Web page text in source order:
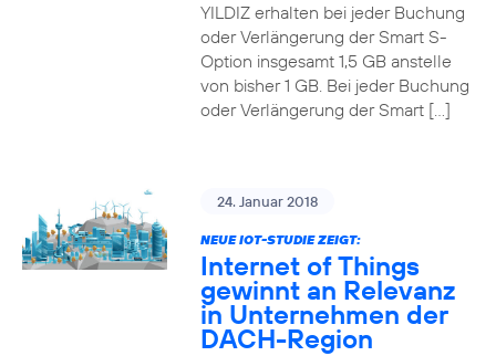
YILDIZ erhalten bei jeder Buchung
oder Verlängerung der Smart S-
Option insgesamt 1,5 GB anstelle
von bisher 1 GB. Bei jeder Buchung
oder Verlängerung der Smart […]
24. Januar 2018
NEUE IOT-STUDIE ZEIGT:
Internet of Things
gewinnt an Relevanz
in Unternehmen der
DACH-Region